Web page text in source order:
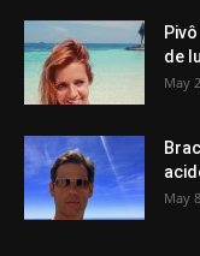
de
May
May